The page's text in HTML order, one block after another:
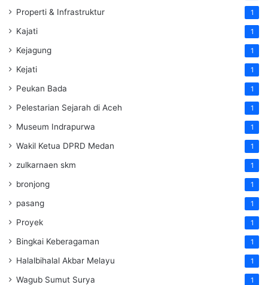
Properti & Infrastruktur 1
Kajati 1
Kejagung 1
Kejati 1
Peukan Bada 1
Pelestarian Sejarah di Aceh 1
Museum Indrapurwa 1
Wakil Ketua DPRD Medan 1
zulkarnaen skm 1
bronjong 1
pasang 1
Proyek 1
Bingkai Keberagaman 1
Halalbihalal Akbar Melayu 1
Wagub Sumut Surya 1